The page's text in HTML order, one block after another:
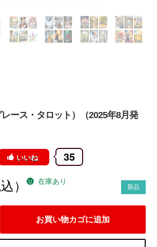
ース・タロット）（2025年8月発
いいね 35
新品
込） 在庫あり
お買い物カゴに追加